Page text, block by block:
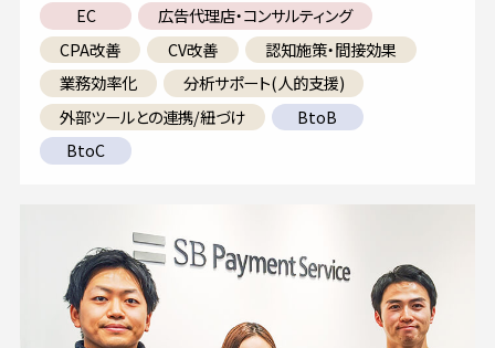
EC
広告代理店・コンサルティング
CPA改善
CV改善
認知施策・間接効果
業務効率化
分析サポート(人的支援)
外部ツールとの連携/紐づけ
BtoB
BtoC